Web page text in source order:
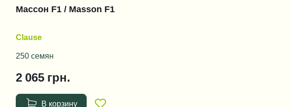
Массон F1 / Masson F1
Clause
250 семян
2 065 грн.
В корзину